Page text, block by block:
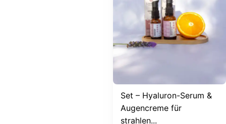
Set – Hyaluron-Serum &
Augencreme für
strahlen...